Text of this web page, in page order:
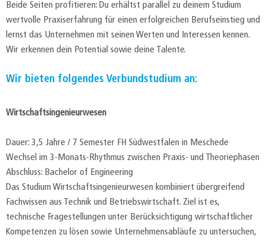
Beide Seiten profitieren: Du erhältst parallel zu deinem Studium
wertvolle Praxiserfahrung für einen erfolgreichen Berufseinstieg und
lernst das Unternehmen mit seinen Werten und Interessen kennen.
Wir erkennen dein Potential sowie deine Talente.
Wir bieten folgendes Verbundstudium an:
Wirtschaftsingenieurwesen
Dauer: 3,5 Jahre / 7 Semester FH Südwestfalen in Meschede
Wechsel im 3-Monats-Rhythmus zwischen Praxis- und Theoriephasen
Abschluss: Bachelor of Engineering
Das Studium Wirtschaftsingenieurwesen kombiniert übergreifend
Fachwissen aus Technik und Betriebswirtschaft. Ziel ist es,
technische Fragestellungen unter Berücksichtigung wirtschaftlicher
Kompetenzen zu lösen sowie Unternehmensabläufe zu untersuchen,